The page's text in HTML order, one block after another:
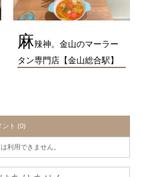
麻辣神。金山のマーラー
タン専門店【金山総合駅】
ント (0)
利用できません。